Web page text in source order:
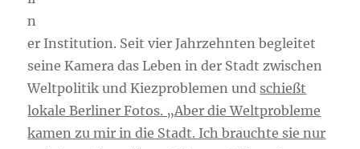
n
er Institution. Seit vier Jahrzehnten begleitet
seine Kamera das Leben in der Stadt zwischen
Weltpolitik und Kiezproblemen und schießt
lokale Berliner Fotos. „Aber die Weltprobleme
kamen zu mir in die Stadt. Ich brauchte sie nur